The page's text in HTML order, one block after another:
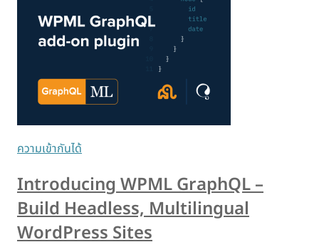
ความเข้ากันได้
Introducing WPML GraphQL –
Build Headless, Multilingual
WordPress Sites